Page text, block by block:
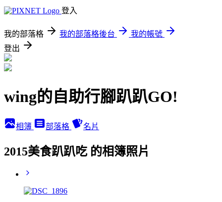
登入
我的部落格 我的部落格後台
我的帳號
登出
wing的自助行腳趴趴GO!
相簿 部落格 名片
2015美食趴趴吃 的相簿照片